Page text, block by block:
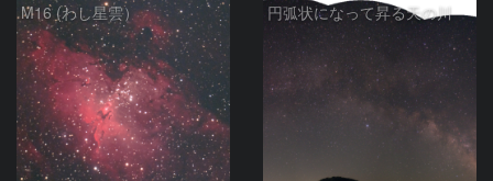
M16 (わし星雲） 円弧状になって昇る天の川